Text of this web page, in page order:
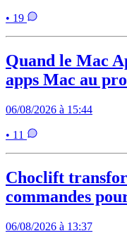
• 19
Quand le Mac
apps Mac au
06/08/2026 à 15:44
• 11
Choclift
commandes
06/08/2026 à 13:37